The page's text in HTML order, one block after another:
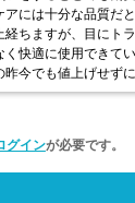
アには十分な品質だ
上経ちますが、目にト
く快適に使用できて
昨今でも値上げせず
グインが必要です。